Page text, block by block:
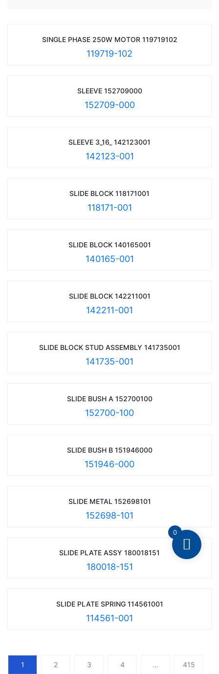
SINGLE PHASE 250W MOTOR 119719102
119719-102
SLEEVE 152709000
152709-000
SLEEVE 3_16_ 142123001
142123-001
SLIDE BLOCK 118171001
118171-001
SLIDE BLOCK 140165001
140165-001
SLIDE BLOCK 142211001
142211-001
SLIDE BLOCK STUD ASSEMBLY 141735001
141735-001
SLIDE BUSH A 152700100
152700-100
SLIDE BUSH B 151946000
151946-000
SLIDE METAL 152698101
152698-101
SLIDE PLATE ASSY 180018151
180018-151
SLIDE PLATE SPRING 114561001
114561-001
1 2 3 4 … 415
0